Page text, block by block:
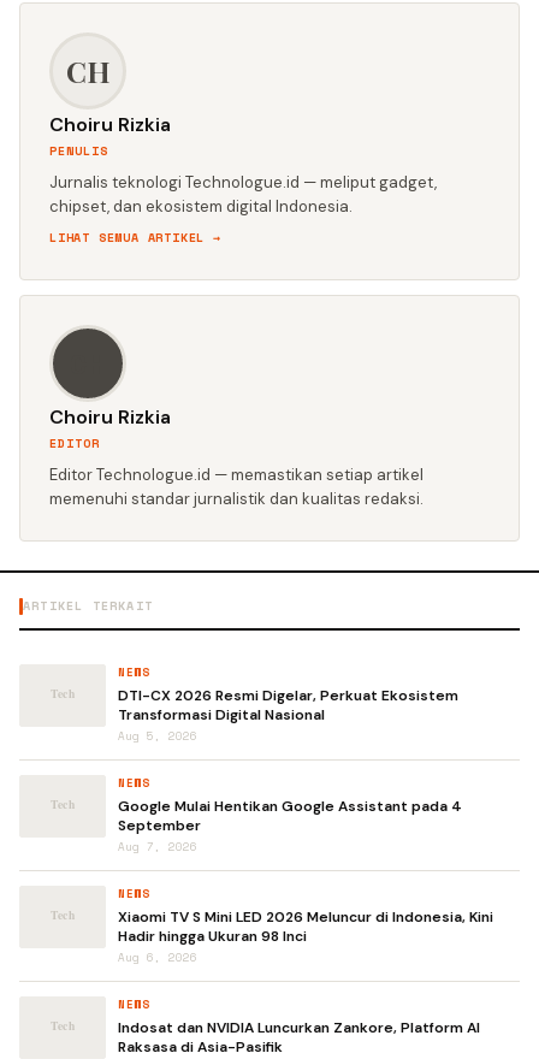
CH
Choiru Rizkia
PENULIS
Jurnalis teknologi Technologue.id — meliput gadget,
chipset, dan ekosistem digital Indonesia.
LIHAT SEMUA ARTIKEL →
Choiru Rizkia
EDITOR
Editor Technologue.id — memastikan setiap artikel
memenuhi standar jurnalistik dan kualitas redaksi.
ARTIKEL TERKAIT
NEWS
DTI-CX 2026 Resmi Digelar, Perkuat Ekosistem
Transformasi Digital Nasional
Aug 5, 2026
NEWS
Google Mulai Hentikan Google Assistant pada 4
September
Aug 7, 2026
NEWS
Xiaomi TV S Mini LED 2026 Meluncur di Indonesia, Kini
Hadir hingga Ukuran 98 Inci
Aug 6, 2026
NEWS
Indosat dan NVIDIA Luncurkan Zankore, Platform AI
Raksasa di Asia-Pasifik